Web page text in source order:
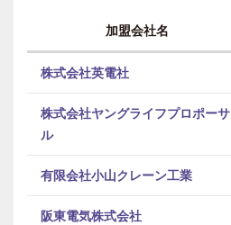
加盟会社名
株式会社英電社
株式会社ヤングライフプロポーサ
ル
有限会社小山クレーン工業
阪東電気株式会社